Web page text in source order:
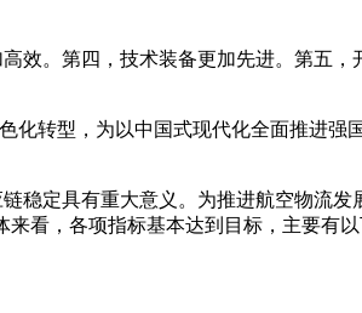
效。第四，技术装备更加先进。第五，
化转型，为以中国式现代化全面推进强
定具有重大意义。为推进航空物流发
看，各项指标基本达到目标，主要有以